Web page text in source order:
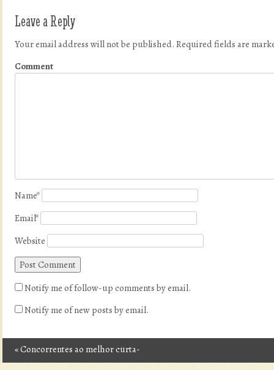
Leave a Reply
Your email address will not be published. Required fields are
Comment
Name*
Email*
Website
Notify me of follow-up comments by email.
Notify me of new posts by email.
Post navigation
«Concorrentes ao melhor curta-